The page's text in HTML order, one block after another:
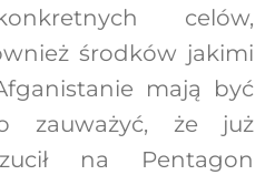
celów,
środków jakimi
mają być
zauważyć, że już
na Pentagon